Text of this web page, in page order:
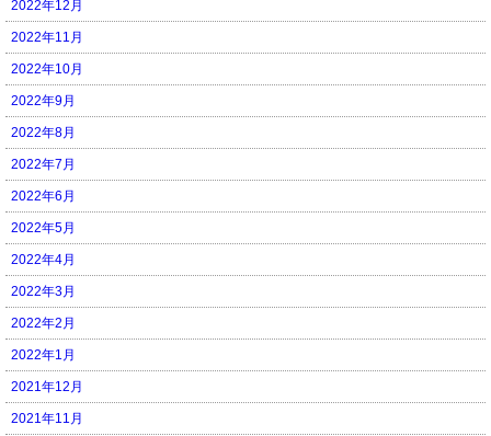
2022年12月
2022年11月
2022年10月
2022年9月
2022年8月
2022年7月
2022年6月
2022年5月
2022年4月
2022年3月
2022年2月
2022年1月
2021年12月
2021年11月